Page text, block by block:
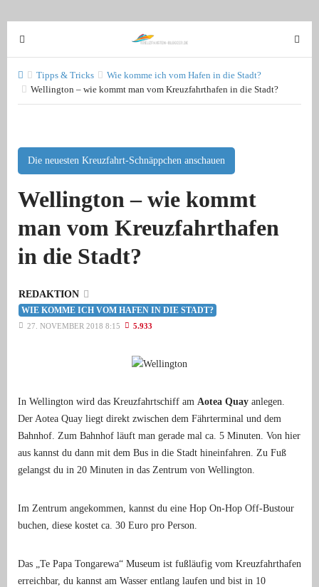
T
o
g
g
l
v
i
g
a
i
n
T
o
l
Tipps & Tricks
Wie komme ich vom Hafen in die Stadt?
Wellington – wie kommt man vom Kreuzfahrthafen in die Stadt?
Die neuesten Kreuzfahrt-Schnäppchen anschauen
Wellington – wie kommt
man vom Kreuzfahrthafen
in die Stadt?
REDAKTION
WIE KOMME ICH VOM HAFEN IN DIE STADT?
27. NOVEMBER 2018 8:15 5.933
In Wellington wird das Kreuzfahrtschiff am Aotea Quay anlegen.
Der Aotea Quay liegt direkt zwischen dem Fährterminal und dem
Bahnhof. Zum Bahnhof läuft man gerade mal ca. 5 Minuten. Von hier
aus kannst du dann mit dem Bus in die Stadt hineinfahren. Zu Fuß
gelangst du in 20 Minuten in das Zentrum von Wellington.
Im Zentrum angekommen, kannst du eine Hop On-Hop Off-Bustour
buchen, diese kostet ca. 30 Euro pro Person.
Das „Te Papa Tongarewa“ Museum ist fußläufig vom Kreuzfahrthafen
erreichbar, du kannst am Wasser entlang laufen und bist in 10